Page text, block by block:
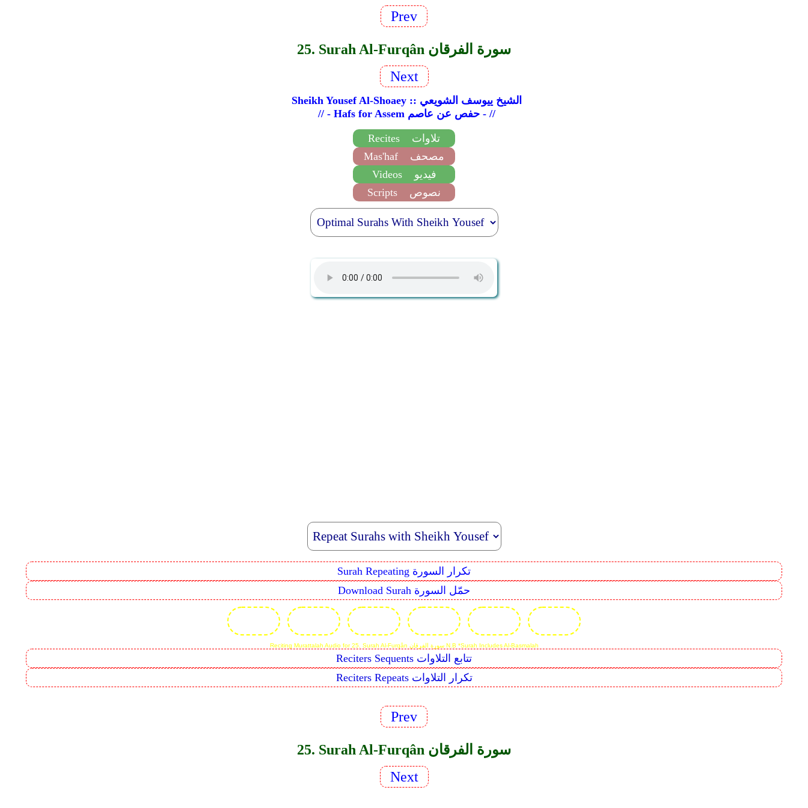
Prev
25. Surah Al-Furqân سورة الفرقان
Next
Sheikh Yousef Al-Shoaey :: الشيخ ييوسف الشويعي
// - Hafs for Assem حفص عن عاصم - //
Recites
تلاوات
Mas'haf
مصحف
Videos
فيديو
Scripts
نصوص
Surah Repeating تكرار السورة
Download Surah حمّل السورة
Reciting Murattalah Audio for 25. Surah Al-Furqân سورة الفرقان N.B *Surah Includes Al-Basmalah
Reciters Sequents تتابع التلاوات
Reciters Repeats تكرار التلاوات
Prev
25. Surah Al-Furqân سورة الفرقان
Next